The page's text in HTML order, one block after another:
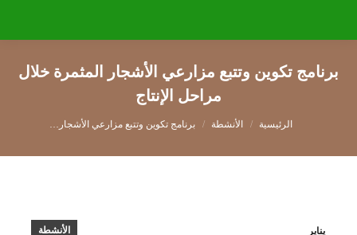
برنامج تكوين وتتبع مزارعي الأشجار المثمرة خلال
مراحل الإنتاج
You are here: الأنشطة برنامج تكوين وتتبع مزارعي الأشجار…
يناير
الأنشطة